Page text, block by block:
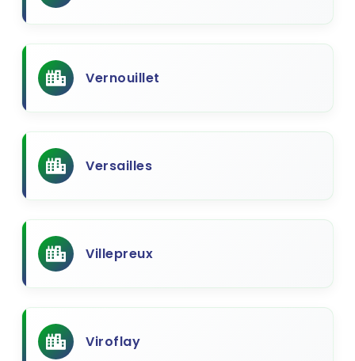
Vernouillet
Versailles
Villepreux
Viroflay